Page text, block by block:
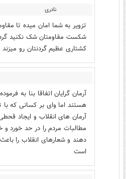
نادری
تزویر به شما امان میده تا
شکست مقاومتان شک نکنید
کشتاری عظیم گردنتان رو میزند
آرمان گرایان اتفاقا بنا به
هستند اما وای بر کسانی که با
آرمان های انقلاب و ایجاد
مطالبات مردم را در حد خورد
دهند و شعارهای انقلاب را
است